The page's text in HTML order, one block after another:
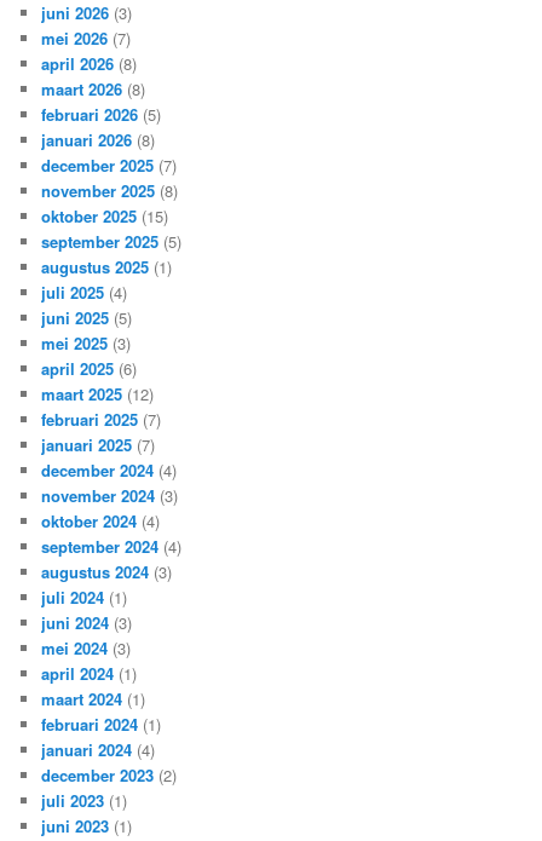
juni 2026 (3)
mei 2026 (7)
april 2026 (8)
maart 2026 (8)
februari 2026 (5)
januari 2026 (8)
december 2025 (7)
november 2025 (8)
oktober 2025 (15)
september 2025 (5)
augustus 2025 (1)
juli 2025 (4)
juni 2025 (5)
mei 2025 (3)
april 2025 (6)
maart 2025 (12)
februari 2025 (7)
januari 2025 (7)
december 2024 (4)
november 2024 (3)
oktober 2024 (4)
september 2024 (4)
augustus 2024 (3)
juli 2024 (1)
juni 2024 (3)
mei 2024 (3)
april 2024 (1)
maart 2024 (1)
februari 2024 (1)
januari 2024 (4)
december 2023 (2)
juli 2023 (1)
juni 2023 (1)